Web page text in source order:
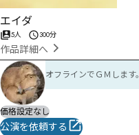
エイダ
5人 300分
作品詳細へ
オフラインでＧＭします。
価格設定なし
公演を依頼する